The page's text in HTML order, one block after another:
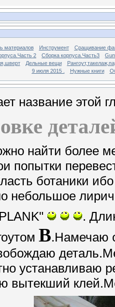
материалов Инструмент
Сращивание
2 Сборка корпуса.Часть3
Дельные вещи
9 июля 2015 .
Нужные книги
название
найти более
попытки
ботаники
небольшое
.
В.Намечаю
устанавливаю
вытекший